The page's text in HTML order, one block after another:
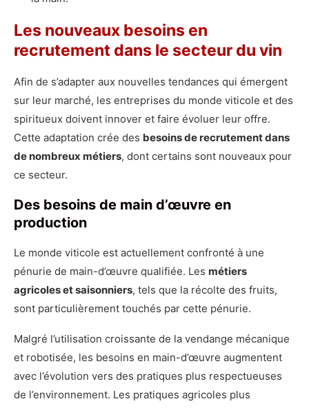
Les nouveaux besoins en
recrutement dans le secteur du vin
Afin de s’adapter aux nouvelles tendances qui émergent
sur leur marché, les entreprises du monde viticole et des
spiritueux doivent innover et faire évoluer leur offre.
Cette adaptation crée des besoins de recrutement dans
de nombreux métiers, dont certains sont nouveaux pour
ce secteur.
Des besoins de main d’œuvre en
production
Le monde viticole est actuellement confronté à une
pénurie de main-d’œuvre qualifiée. Les métiers
agricoles et saisonniers, tels que la récolte des fruits,
sont particulièrement touchés par cette pénurie.
Malgré l’utilisation croissante de la vendange mécanique
et robotisée, les besoins en main-d’œuvre augmentent
avec l’évolution vers des pratiques plus respectueuses
de l’environnement. Les pratiques agricoles plus